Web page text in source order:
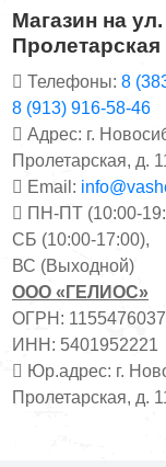
Магазин на ул.
Пролетарская
Телефоны: 8
8 (913) 916-58-46
Адрес: г.
Пролетарская, д.
Email:
ПН-ПТ (10:00-
СБ (10:00-17:00),
ВС (Выходной)
ООО «ГЕЛИОС»
ОГРН:
ИНН: 5401952221
Юр.адрес: г.
Пролетарская, д.